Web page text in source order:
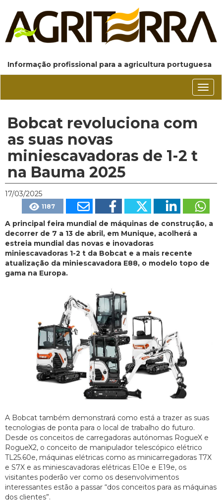
Informação profissional para a agricultura portuguesa
Bobcat revoluciona com
as suas novas
miniescavadoras de 1-2 t
na Bauma 2025
17/03/2025
1187
A principal feira mundial de máquinas de construção, a
decorrer de 7 a 13 de abril, em Munique, acolherá a
estreia mundial das novas e inovadoras
miniescavadoras 1-2 t da Bobcat e a mais recente
atualização da miniescavadora E88, o modelo topo de
gama na Europa.
A Bobcat também demonstrará como está a trazer as suas
tecnologias de ponta para o local de trabalho do futuro.
Desde os conceitos de carregadoras autónomas RogueX e
RogueX2, o conceito de manipulador telescópico elétrico
TL25.60e, máquinas elétricas como as minicarregadoras T7X
e S7X e as miniescavadoras elétricas E10e e E19e, os
visitantes poderão ver como os desenvolvimentos
interessantes estão a passar “dos conceitos para as máquinas
dos clientes”.